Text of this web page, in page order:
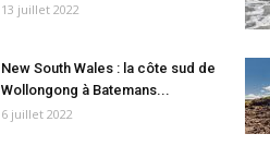
13 juillet 2022
New South Wales : la côte sud de
Wollongong à Batemans...
6 juillet 2022